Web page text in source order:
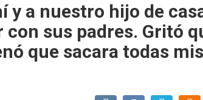
y a nuestro hijo de
sus padres. Gritó
que sacara todas mis